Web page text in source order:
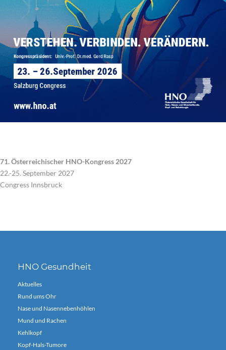
71. Österreichischer HNO-Kongress 2027
22.-25. September 2027
Congress Innsbruck
HNO Gesundheit
Aktuelles
Rund ums Ohr
Nase und Nasennebenhöhlen
Mund und Rachen
Kehlkopf
Kopf-Hals-Tumore